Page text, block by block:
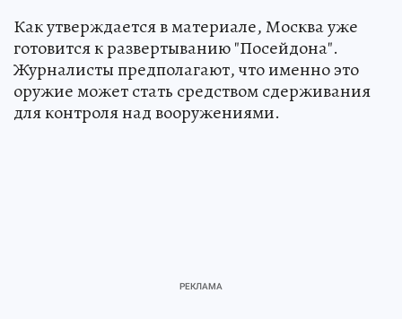
Как утверждается в материале, Москва уже
готовится к развертыванию "Посейдона".
Журналисты предполагают, что именно это
оружие может стать средством сдерживания
для контроля над вооружениями.